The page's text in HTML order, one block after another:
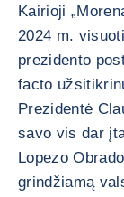
Kairioji
2024 m.
prezidento
facto
Prezidentė
savo vis dar
Lopezo
grindžiamą